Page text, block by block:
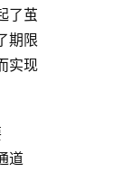
了茧
期限
实现
道